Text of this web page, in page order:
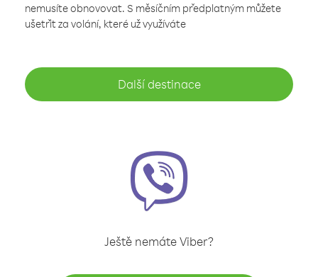
nemusíte obnovovat. S měsíčním předplatným můžete
ušetřit za volání, které už využíváte
Další destinace
Ještě nemáte Viber?